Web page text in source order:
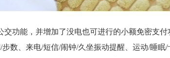
交功能，并增加了没电也可进行的小额免密支
数、来电/短信/闹钟/久坐振动提醒、运动/睡